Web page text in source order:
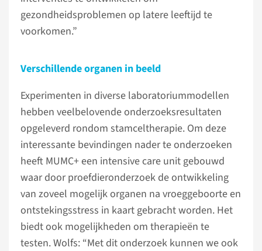
gezondheidsproblemen op latere leeftijd te
voorkomen.”
Verschillende organen in beeld
Experimenten in diverse laboratoriummodellen
hebben veelbelovende onderzoeksresultaten
opgeleverd rondom stamceltherapie. Om deze
interessante bevindingen nader te onderzoeken
heeft MUMC+ een intensive care unit gebouwd
waar door proefdieronderzoek de ontwikkeling
van zoveel mogelijk organen na vroeggeboorte en
ontstekingsstress in kaart gebracht worden. Het
biedt ook mogelijkheden om therapieën te
testen. Wolfs: “Met dit onderzoek kunnen we ook